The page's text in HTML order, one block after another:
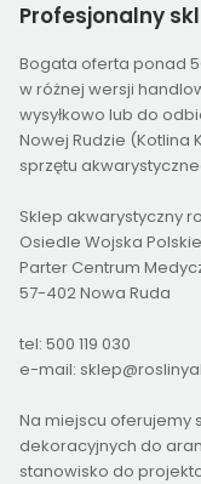
Profesjonalny
Bogata oferta ponad
w różnej wersji
wysyłkowo lub do
Nowej Rudzie (Kotlina
sprzętu
Sklep akwarystyczny
Osiedle Wojska
Parter Centrum
57-402 Nowa Ruda
tel: 500 119 030
e-mail:
Na miejscu oferujemy
dekoracyjnych do
stanowisko do